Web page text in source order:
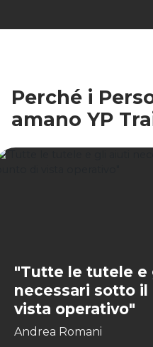
Perché i
amano YP
"Tutte le tutele e
necessari sotto il
vista operativo"
Andrea Romani